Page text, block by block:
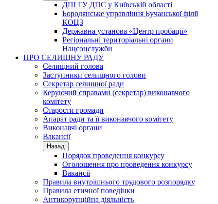
ДПІ ГУ ДПС у Київській області
Бородянське управління Бучанської філії
КОЦЗ
Державна установа «Центр пробації»
Регіональні територіальні органи
Нацсоцслужби
ПРО СЕЛИЩНУ РАДУ
Селищний голова
Заступники селищного голови
Секретар селищної ради
Керуючий справами (секретар) виконавчого
комітету
Старости громади
Апарат ради та її виконавчого комітету
Виконавчі органи
Вакансії
Назад
Порядок проведення конкурсу
Оголошення про проведення конкурсу
Вакансії
Правила внутрішнього трудового розпорядку
Правила етичної поведінки
Антикорупційна діяльність